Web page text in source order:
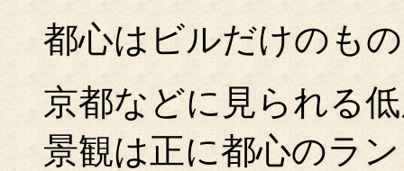
都心はビルだけのも
京都などに見られる
景観は正に都心のラ